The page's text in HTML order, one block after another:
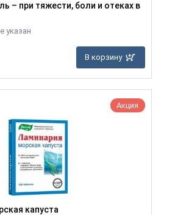
– при тяжести, боли и отеках в
указан
В корзину
Акция
капуста